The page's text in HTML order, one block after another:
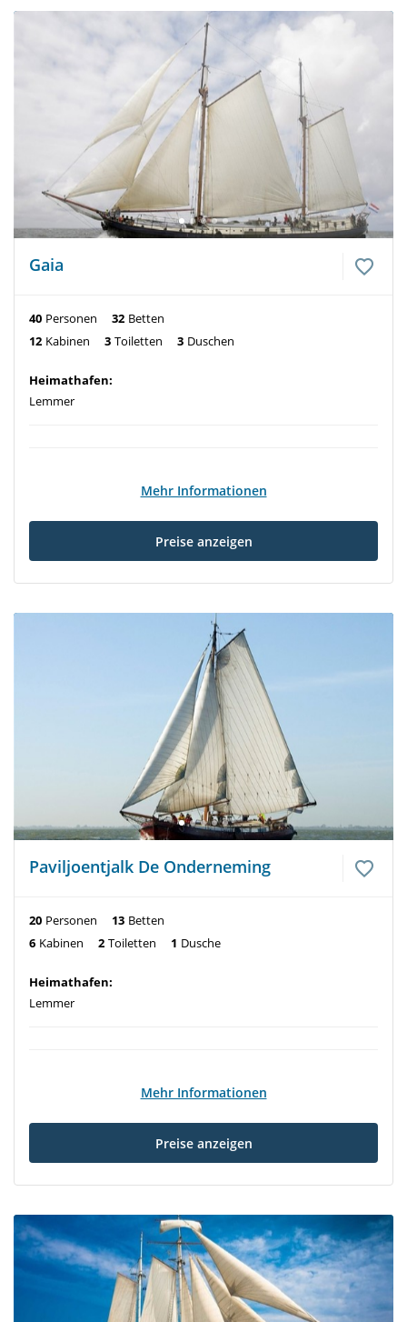
Gaia
40 Personen 32 Betten
12 Kabinen 3 Toiletten 3 Duschen
Heimathafen:
Lemmer
Mehr Informationen
Preise anzeigen
Paviljoentjalk De Onderneming
20 Personen 13 Betten
6 Kabinen 2 Toiletten 1 Dusche
Heimathafen:
Lemmer
Mehr Informationen
Preise anzeigen